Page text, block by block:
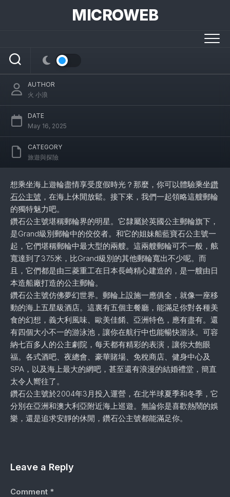
MICROWEB
為什麼說鑽石公主號是郵輪中的海上奢華宮殿
AUTHOR
火 小浪
DATE
May 16, 2025
CATEGORY
旅遊與探險
想乘坐海上遊輪盡情享受度假時光？那麼，你可以體驗乘坐鑽
石公主號 ，在海上休閒放鬆。接下來，我們一起領略這艘郵輪
的獨特魅力吧。
鑽石公主號堪稱郵輪界的明星。它隸屬於英國公主郵輪旗下，
是Grand級別郵輪中的佼佼者。和它的姐妹船藍寶石公主號一
起，它們堪稱郵輪中最大型的兩艘。這兩艘郵輪可不一般，舷
寬達到了37.5米，比Grand級別的其他郵輪寬出不少呢。而
且，它們都是由三菱重工在日本長崎精心建造的，是一艘由日
本造船廠打造的公主郵輪。
鑽石公主號仿佛夢幻世界。郵輪上設施一應俱全，就像一座移
動的海上五星級酒店。這裏有五個主餐廳，能滿足你對各種美
食的幻想，義大利風味、歐美佳餚、亞洲特色，應有盡有。還
有四個大小不一的游泳池，讓你在航行中也能暢快游泳。可容
納七百多人的公主劇院，每天都有精彩的表演，讓你大飽眼
福。各式酒吧、夜總會、豪華賭場、免稅商店、健身中心及
SPA，以及海上最大的網吧，甚至還有浪漫的結婚禮堂，簡直
太令人嚮往了。
鑽石公主號於2004年3月投入運營，在北半球夏季和冬季，它
分別在亞洲和澳大利亞附近海上巡遊。無論你是喜歡熱鬧的娛
樂，還是追求安靜的休閒，鑽石公主號都能滿足你。
Leave a Reply
Comment *